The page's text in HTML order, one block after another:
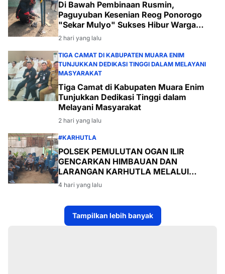
Di Bawah Pembinaan Rusmin,
Paguyuban Kesenian Reog Ponorogo
"Sekar Mulyo" Sukses Hibur Warga
Desa Payabakal
2 hari yang lalu
TIGA CAMAT DI KABUPATEN MUARA ENIM
TUNJUKKAN DEDIKASI TINGGI DALAM MELAYANI
MASYARAKAT
Tiga Camat di Kabupaten Muara Enim
Tunjukkan Dedikasi Tinggi dalam
Melayani Masyarakat
2 hari yang lalu
#KARHUTLA
POLSEK PEMULUTAN OGAN ILIR
GENCARKAN HIMBAUAN DAN
LARANGAN KARHUTLA MELALUI
PROGRAM TSKD (TOURING SAMBANG
KE DESA-DESA
4 hari yang lalu
Tampilkan lebih banyak